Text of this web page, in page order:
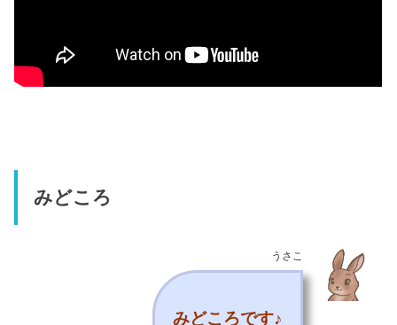
みどころ
うさこ
みどころです♪